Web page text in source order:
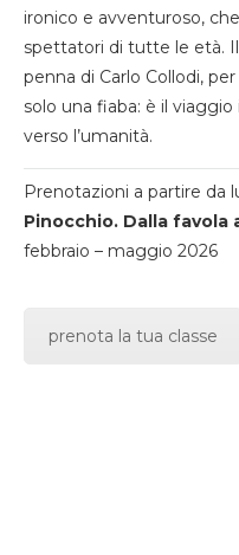
ironico e avventuroso,
spettatori di tutte le età.
penna di Carlo Collodi,
solo una fiaba: è il
verso l’umanità.
Prenotazioni a partire da
Pinocchio. Dalla favola
febbraio – maggio 2026
prenota la tua classe